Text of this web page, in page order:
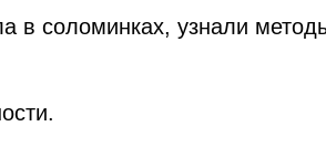
в соломинках, узнали